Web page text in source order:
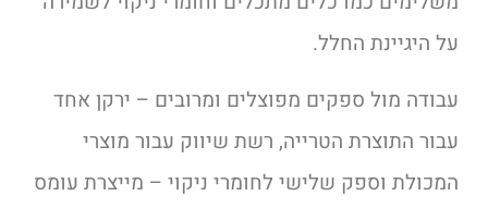
על היגיינת החלל.
עבודה מול ספקים מפוצלים ומרובים – ירקן אחד
עבור התוצרת הטרייה, רשת שיווק עבור מוצרי
המכולת וספק שלישי לחומרי ניקוי – מייצרת עומס